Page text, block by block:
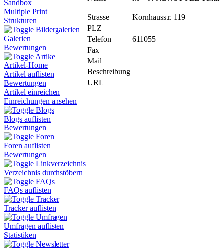
Sandbox
Multiple Print
Strukturen
Bildergalerien
Galerien
Bewertungen
Artikel
Artikel-Home
Artikel auflisten
Bewertungen
Artikel einreichen
Einreichungen ansehen
Blogs
Blogs auflisten
Bewertungen
Foren
Foren auflisten
Bewertungen
Linkverzeichnis
Verzeichnis durchstöbern
FAQs
FAQs auflisten
Tracker
Tracker auflisten
Umfragen
Umfragen auflisten
Statistiken
Newsletter
Strasse
Kornhausstr. 119
PLZ
Telefon
611055
Fax
Mail
Beschreibung
URL